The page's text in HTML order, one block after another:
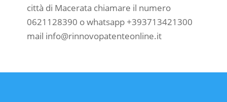
città di Macerata chiamare il numero
0621128390 o whatsapp +393713421300
mail info@rinnovopatenteonline.it